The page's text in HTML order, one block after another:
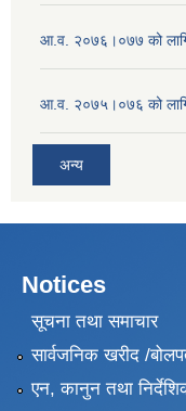
आ.व. २०७६।०७७ को
आ.व. २०७५।०७६ को
अन्य
Notices
सूचना तथा समाचार
सार्वजनिक खरीद /
एन, कानुन तथा